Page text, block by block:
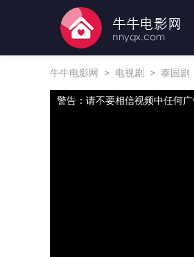
牛牛电影网 > 电视剧 > 泰国剧
警告：请不要相信视频中任何